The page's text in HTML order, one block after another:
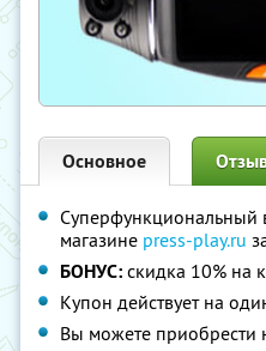
Основное
Суперфункциональный
магазине press-play.ru
БОНУС: скидка 10% на
Купон действует на
Вы можете приобрести